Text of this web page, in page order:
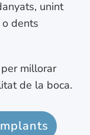
unint
o dents
millorar
de la boca.